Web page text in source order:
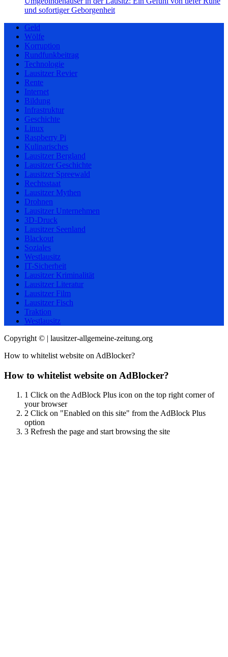
und sofortiger Geborgenheit
Geld
Wölfe
Korruption
Rundfunkbeitrag
Technologie
Lausitzer Revier
Rente
Internet
Bildung
Infrastruktur
Geschichte
Linux
Raspberry Pi
Kulinarisches
Lausitzer Bergland
Lausitzer Geschichte
Lausitzer Spreewald
Rechtsstaat
Lausitzer Mythen
Drohnen
Lausitzer Unternehmen
3D-Druck
Lausitzer Seenland
Blackout
Soziales
Westlausitz
IT-Sicherheit
Lausitzer Kriminalität
Lausitzer Literatur
Lausitzer Film
Lausitzer Fisch
Traktion
Westlausitz
Copyright © | lausitzer-allgemeine-zeitung.org
How to whitelist website on AdBlocker?
How to whitelist website on AdBlocker?
1 Click on the AdBlock Plus icon on the top right corner of
your browser
2 Click on "Enabled on this site" from the AdBlock Plus
option
3 Refresh the page and start browsing the site